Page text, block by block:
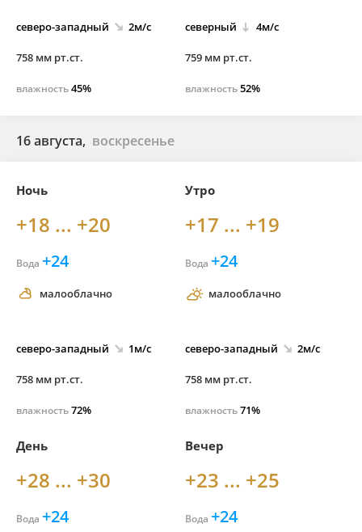
северо-западный 2м/с
758 мм рт.ст.
влажность45%
северный 4м/с
759 мм рт.ст.
влажность52%
16 августа, воскресенье
Ночь
+18 ... +20
Вода +24
малооблачно
северо-западный 1м/с
758 мм рт.ст.
влажность72%
Утро
+17 ... +19
Вода +24
малооблачно
северо-западный 2м/с
758 мм рт.ст.
влажность71%
День
+28 ... +30
Вода +24
Вечер
+23 ... +25
Вода +24